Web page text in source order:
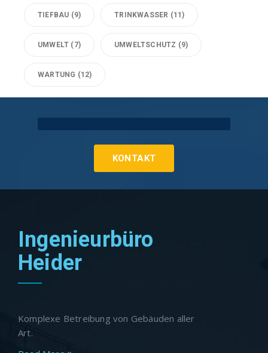
TIEFBAU (9) TRINKWASSER (11)
UMWELT (7) UMWELTSCHUTZ (9)
WARTUNG (12)
KONTAKT
Ingenieurbüro
Heider
Komplexe Betreibung von Gebäuden aller
Art.